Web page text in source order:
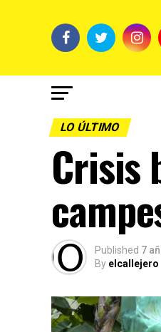
LO ÚLTIMO
Crisis
Published 7
By elcallejero